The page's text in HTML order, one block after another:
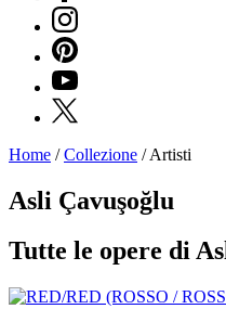
Instagram
Pinterest
YouTube
X
Eventi
del
Museo
Cosmo
Digitale
Home /Collezione /Artisti
Asli Çavuşoğlu
Tutte le opere di